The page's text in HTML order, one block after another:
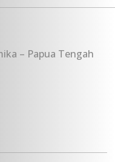
– Papua Tengah